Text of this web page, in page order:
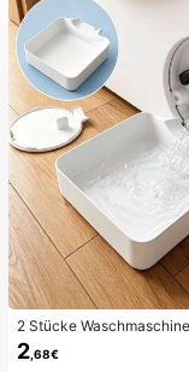
2 Stücke
gwanne Tropfschale,
Bodenschutzmatte für
2 ,68€